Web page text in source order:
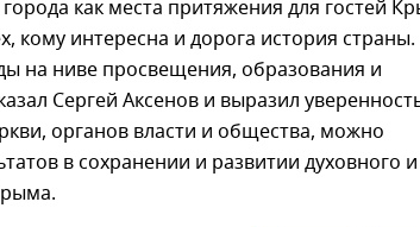
как места притяжения для гостей
кому интересна и дорога история страны.
на ниве просвещения, образования и
Сергей Аксенов и выразил
органов власти и общества, можно
в сохранении и развитии духовного и